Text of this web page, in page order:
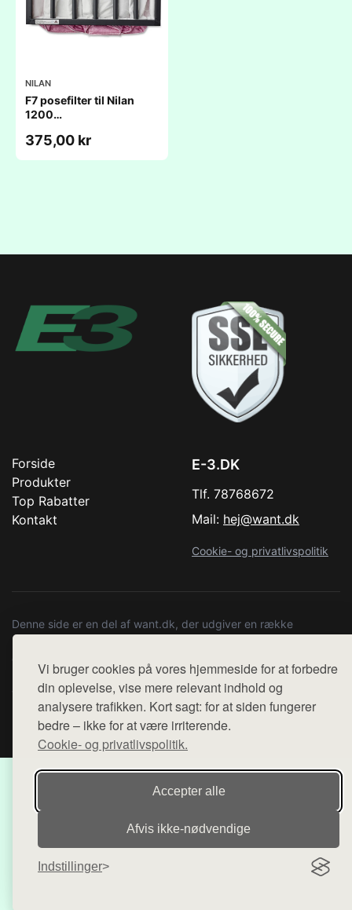
Vi bruger cookies på vores hjemmeside for at forbedre
din oplevelse, vise mere relevant indhold og
analysere trafikken. Kort sagt: for at siden fungerer
bedre – ikke for at være irriterende.
Cookie- og privatlivspolitik.
Accepter alle
Afvis ikke‑nødvendige
Indstillinger
NILAN
F7 posefilter til Nilan
1200
375,00 kr
Forside
Produkter
Top Rabatter
Kontakt
E-3.DK
Tlf. 78768672
Mail: hej@want.dk
Cookie- og privatlivspolitik
Denne side er en del af want.dk, der udgiver en række
hjemmesider med præsentation af forskellige produkter fra
diverse webshops. Der sælges ikke varer fra denne side - vi
henviser til de shops, som sælger varen. Vi har heller ikke
varerne på lager.
© 2026 e-3.dk. Alle rettigheder forbeholdes.